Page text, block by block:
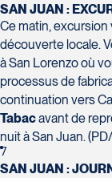
SAN JUAN :
Ce matin, excursion
découverte locale.
à San Lorenzo où
processus de
continuation vers
Tabacavant de
nuit à San Juan.
7
SAN JUAN :
Tél :450-671-6654
Voyages
1000 Boulevard
Langlois - Local
Voyages Paradis
2500 rue
Québec
G2C 0M4
Tél :418-659-6650